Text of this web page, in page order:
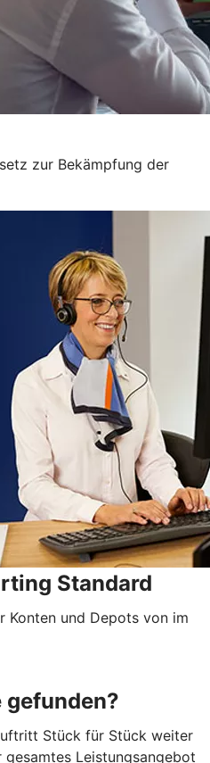
zur Bekämpfung der
Standard
Konten und Depots von im
gefunden?
Stück für Stück weiter
gesamtes Leistungsangebot